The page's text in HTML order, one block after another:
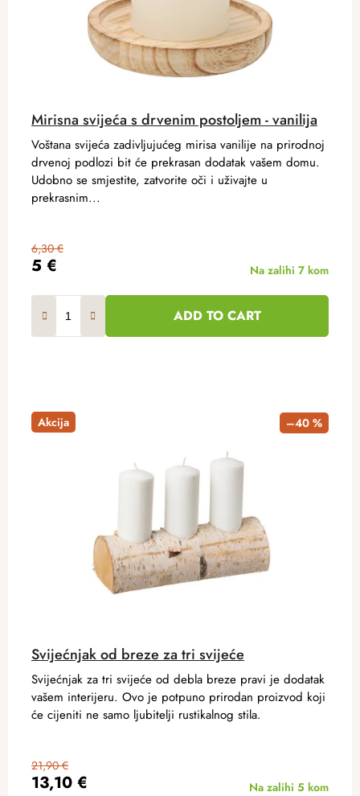
Mirisna svijeća s drvenim postoljem - vanilija
5 €
6,30 €
Na zalihi 7 kom
ADD TO CART
Voštana svijeća zadivljujućeg mirisa vanilije na prirodnoj
drvenoj podlozi bit će prekrasan dodatak vašem domu.
Udobno se smjestite, zatvorite oči i uživajte u
prekrasnim...
Akcija –40 %
Svijećnjak od breze za tri svijeće
13,10 €
21,90 €
Na zalihi 5 kom
Svijećnjak za tri svijeće od debla breze pravi je dodatak
vašem interijeru. Ovo je potpuno prirodan proizvod koji
će cijeniti ne samo ljubitelji rustikalnog stila.